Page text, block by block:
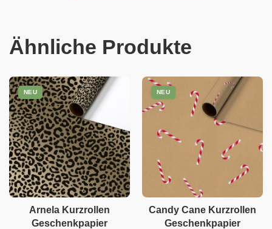
Ähnliche Produkte
NEU
Arnela Kurzrollen
Geschenkpapier
NEU
Candy Cane Kurzrollen
Geschenkpapier